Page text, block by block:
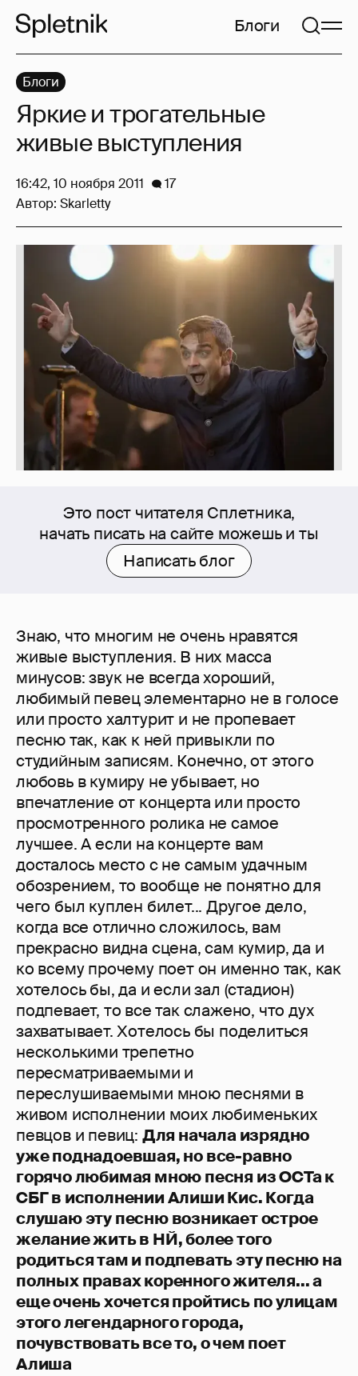
Блоги
Это пост читателя Сплетника,
начать писать на сайте можешь и ты
Написать блог
Знаю, что многим не очень нравятся
живые выступления. В них масса
минусов: звук не всегда хороший,
любимый певец элементарно не в голосе
или просто халтурит и не пропевает
песню так, как к ней привыкли по
студийным записям. Конечно, от этого
любовь в кумиру не убывает, но
впечатление от концерта или просто
просмотренного ролика не самое
лучшее. А если на концерте вам
досталось место с не самым удачным
обозрением, то вообще не понятно для
чего был куплен билет... Другое дело,
когда все отлично сложилось, вам
прекрасно видна сцена, сам кумир, да и
ко всему прочему поет он именно так, как
хотелось бы, да и если зал (стадион)
подпевает, то все так слажено, что дух
захватывает. Хотелось бы поделиться
несколькими трепетно
пересматриваемыми и
переслушиваемыми мною песнями в
живом исполнении моих любименьких
певцов и певиц: Для начала изрядно
уже поднадоевшая, но все-равно
горячо любимая мною песня из ОСТа к
СБГ в исполнении Алиши Кис. Когда
слушаю эту песню возникает острое
желание жить в НЙ, более того
родиться там и подпевать эту песню на
полных правах коренного жителя... а
еще очень хочется пройтись по улицам
этого легендарного города,
почувствовать все то, о чем поет
Алиша
Блоги
Яркие и трогательные
живые выступления
16:42, 10 ноября 2011
17
Автор: Skarletty